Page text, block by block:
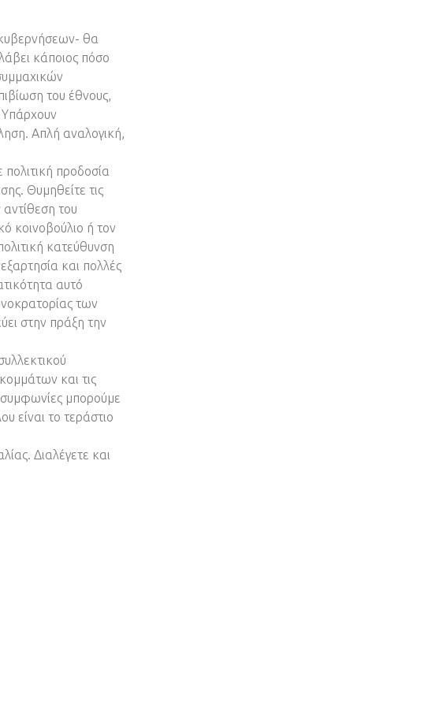
κυβερνήσεων- θα
κάποιος πόσο
του έθνους,
Υπάρχουν
Απλή αναλογική,
προδοσία
Θυμηθείτε τις
του
κοινοβούλιο ή τον
κατεύθυνση
και πολλές
αυτό
των
στην πράξη την
και τις
μπορούμε
είναι το τεράστιο
Διαλέγετε και